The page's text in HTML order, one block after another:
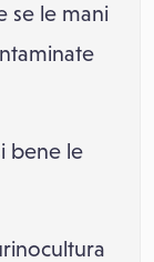
se le mani
bene le